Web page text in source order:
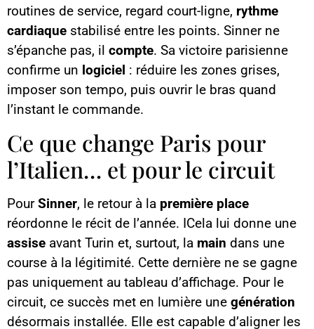
routines de service, regard court-ligne, rythme
cardiaque stabilisé entre les points. Sinner ne
s’épanche pas, il compte. Sa victoire parisienne
confirme un logiciel : réduire les zones grises,
imposer son tempo, puis ouvrir le bras quand
l’instant le commande.
Ce que change Paris pour
l’Italien… et pour le circuit
PourSinner, le retour à la première place
réordonne le récit de l’année. ICela lui donne une
assise avant Turin et, surtout, la main dans une
course à la légitimité. Cette dernière ne se gagne
pas uniquement au tableau d’affichage. Pour le
circuit, ce succès met en lumière une génération
désormais installée. Elle est capable d’aligner les